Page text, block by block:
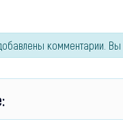
комментарии.